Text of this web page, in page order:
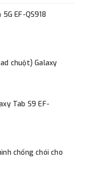
EF-QS918
chuột) Galaxy
Tab S9 EF-
chống chói cho